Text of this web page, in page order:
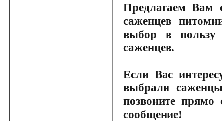
Предлагаем Вам
саженцев
выбор в
саженцев.
Если Вас
выбрали
позвоните
сообщение!